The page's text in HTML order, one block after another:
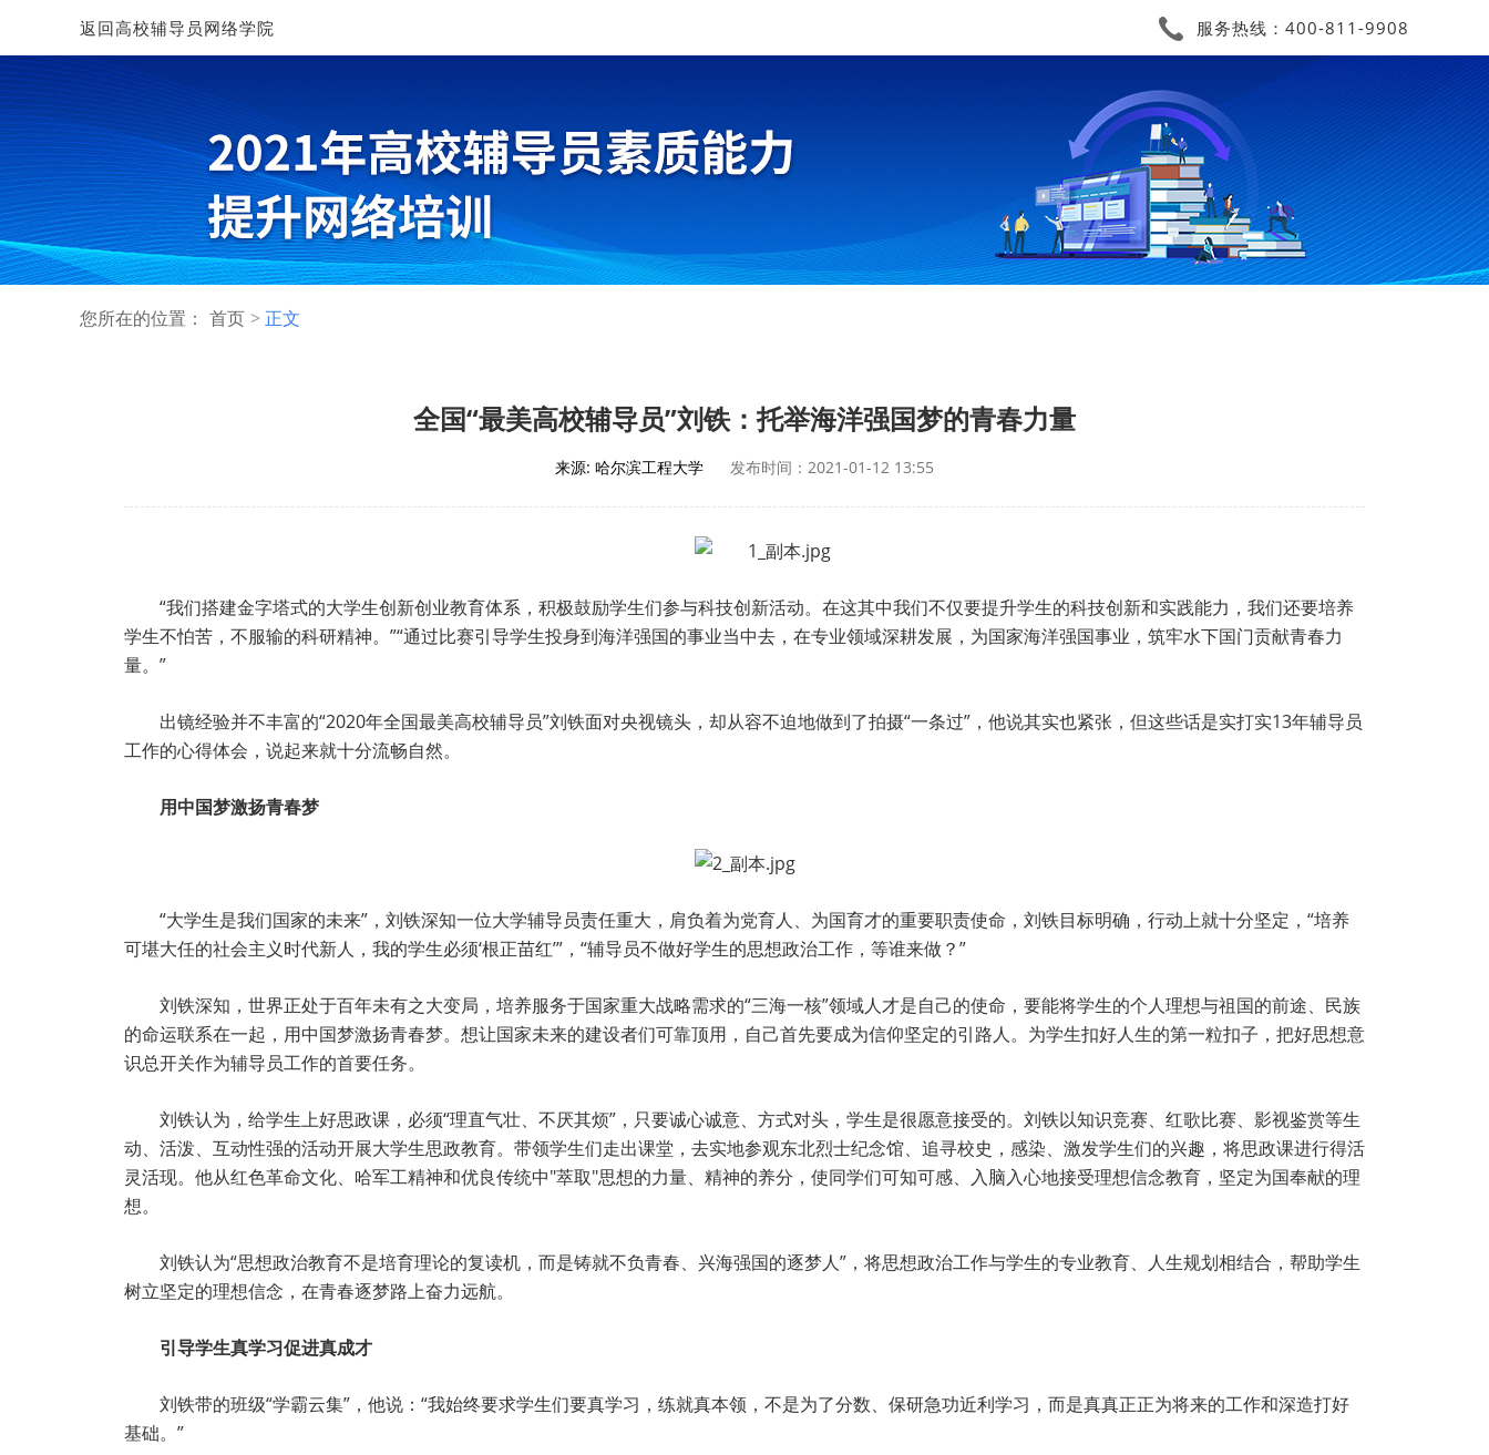
返回高校辅导员网络学院 服务热线：400-811-9908
您所在的位置： 首页 正文
全国“最美高校辅导员”刘铁：托举海洋强国梦的青春力量
来源: 哈尔滨工程大学 发布时间：2021-01-12 13:55
“我们搭建金字塔式的大学生创新创业教育体系，积极鼓励学生们参与科技创新活动。在这其中我们不仅要提升学生的科技创新和实践能力，我们还要培养
学生不怕苦，不服输的科研精神。”“通过比赛引导学生投身到海洋强国的事业当中去，在专业领域深耕发展，为国家海洋强国事业，筑牢水下国门贡献青春力
量。”
出镜经验并不丰富的“2020年全国最美高校辅导员”刘铁面对央视镜头，却从容不迫地做到了拍摄“一条过”，他说其实也紧张，但这些话是实打实13年辅导员
工作的心得体会，说起来就十分流畅自然。
用中国梦激扬青春梦
“大学生是我们国家的未来”，刘铁深知一位大学辅导员责任重大，肩负着为党育人、为国育才的重要职责使命，刘铁目标明确，行动上就十分坚定，“培养
可堪大任的社会主义时代新人，我的学生必须‘根正苗红’”，“辅导员不做好学生的思想政治工作，等谁来做？”
刘铁深知，世界正处于百年未有之大变局，培养服务于国家重大战略需求的“三海一核”领域人才是自己的使命，要能将学生的个人理想与祖国的前途、民族
的命运联系在一起，用中国梦激扬青春梦。想让国家未来的建设者们可靠顶用，自己首先要成为信仰坚定的引路人。为学生扣好人生的第一粒扣子，把好思想意
识总开关作为辅导员工作的首要任务。
刘铁认为，给学生上好思政课，必须“理直气壮、不厌其烦”，只要诚心诚意、方式对头，学生是很愿意接受的。刘铁以知识竞赛、红歌比赛、影视鉴赏等生
动、活泼、互动性强的活动开展大学生思政教育。带领学生们走出课堂，去实地参观东北烈士纪念馆、追寻校史，感染、激发学生们的兴趣，将思政课进行得活
灵活现。他从红色革命文化、哈军工精神和优良传统中"萃取"思想的力量、精神的养分，使同学们可知可感、入脑入心地接受理想信念教育，坚定为国奉献的理
想。
刘铁认为“思想政治教育不是培育理论的复读机，而是铸就不负青春、兴海强国的逐梦人”，将思想政治工作与学生的专业教育、人生规划相结合，帮助学生
树立坚定的理想信念，在青春逐梦路上奋力远航。
引导学生真学习促进真成才
刘铁带的班级“学霸云集”，他说：“我始终要求学生们要真学习，练就真本领，不是为了分数、保研急功近利学习，而是真真正正为将来的工作和深造打好
基础。”